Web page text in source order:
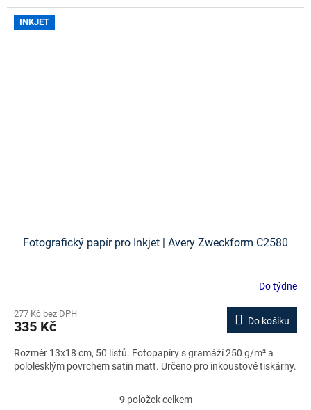
INKJET
Fotografický papír pro Inkjet | Avery Zweckform C2580
Do týdne
277 Kč bez DPH
335 Kč Do košíku
Rozměr 13x18 cm, 50 listů. Fotopapíry s gramáží 250 g/m² a
pololesklým povrchem satin matt. Určeno pro inkoustové tiskárny.
O
9položek celkem